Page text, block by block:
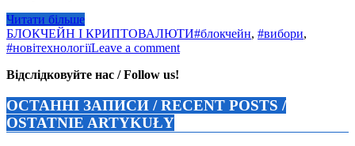
Читати більше
БЛОКЧЕЙН І КРИПТОВАЛЮТИ#блокчейн, #вибори,
#новітехнологіїLeave a comment
Відслідковуйте нас / Follow us!
ОСТАННІ ЗАПИСИ / RECENT POSTS /
OSTATNIE ARTYKUŁY